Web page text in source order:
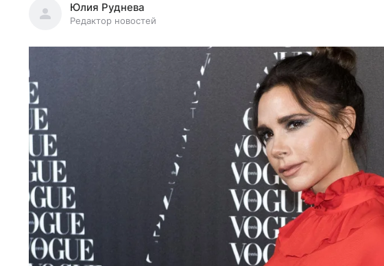
Юлия Руднева
Редактор новостей